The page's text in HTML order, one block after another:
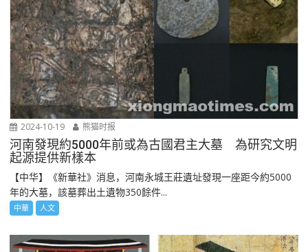
2024-10-19 熊猫时报
河南發現約5000年前或為古國君主大墓 為研究文明
起源提供新樣本
【中华】《新華社》消息，河南永城王莊遺址發現一座距今約5000
年的大墓，該墓葬出土遺物350餘件...
中華 人文